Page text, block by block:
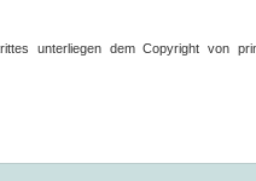
unterliegen dem Copyright von